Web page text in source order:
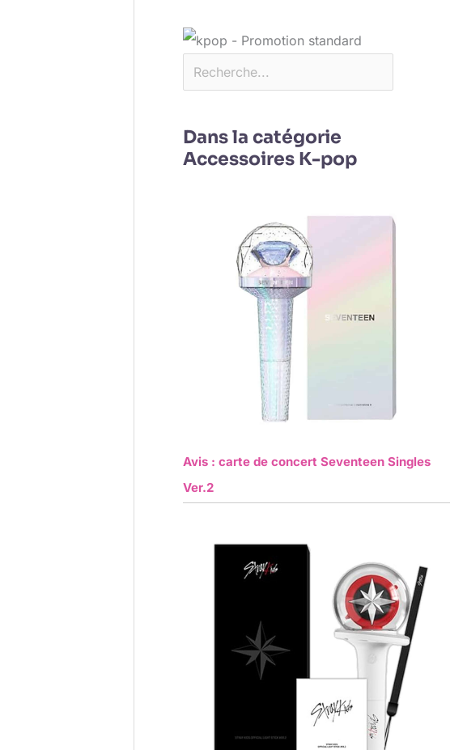
Dans la catégorie
Accessoires K-pop
Avis : carte de concert Seventeen Singles
Ver.2